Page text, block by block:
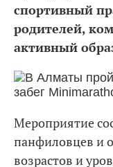
спортивный
родителей,
активный
Мероприятие
панфиловцев и
возрастов и